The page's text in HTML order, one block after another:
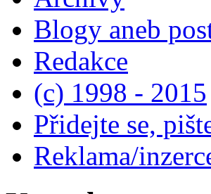
Blogy aneb
Redakce
(c) 1998 - 2015
Přidejte se,
Reklama/